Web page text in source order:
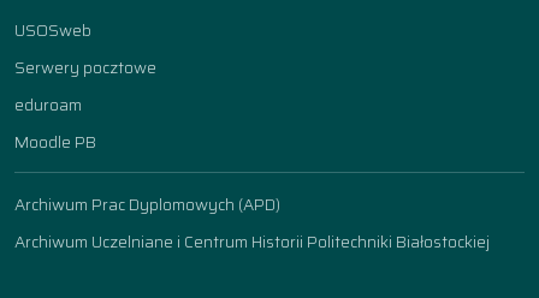
USOSweb
Serwery pocztowe
eduroam
Moodle PB
Archiwum Prac Dyplomowych (APD)
Archiwum Uczelniane i Centrum Historii Politechniki Białostockiej